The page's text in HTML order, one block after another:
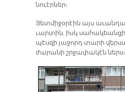
նուէր­ներ։
Յետ­մի­ջօ­րէին այս
ւար­տին, իսկ
պէս­զի յա­ջորդ տա­րի
ժա­րա­նի շրջա­փա­կէն ներս։